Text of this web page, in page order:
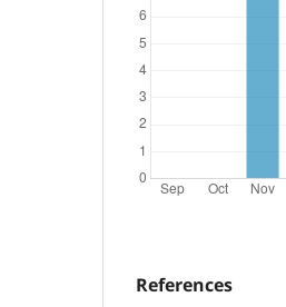
References